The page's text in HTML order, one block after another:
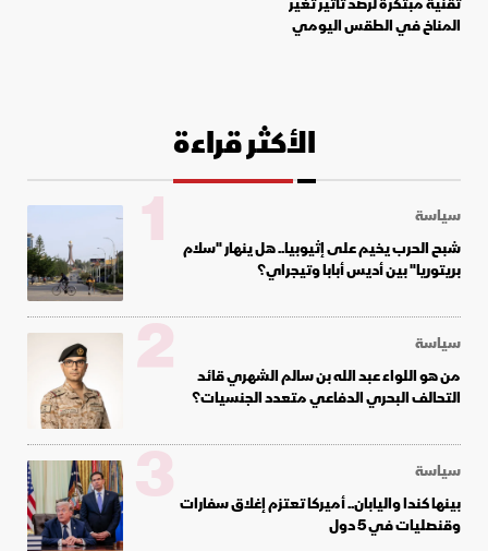
المناخ في الطقس اليومي
الأكثر قراءة
سياسة
شبح الحرب يخيم على إثيوبيا.. هل ينهار "سلام
بريتوريا" بين أديس أبابا وتيجراي؟
1
سياسة
من هو اللواء عبد الله بن سالم الشهري قائد
التحالف البحري الدفاعي متعدد الجنسيات؟
2
سياسة
بينها كندا واليابان.. أميركا تعتزم إغلاق سفارات
وقنصليات في 5 دول
3